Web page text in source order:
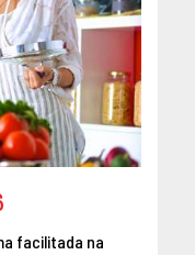
facilitada na